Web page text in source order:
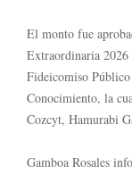
El monto fue
Extraordinaria
Fideicomiso
Conocimiento, la
Cozcyt, Hamurabi
Gamboa Rosales